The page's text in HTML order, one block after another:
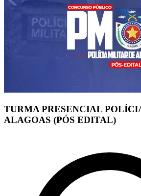
TURMA PRESENCIAL
ALAGOAS (PÓS EDITAL)